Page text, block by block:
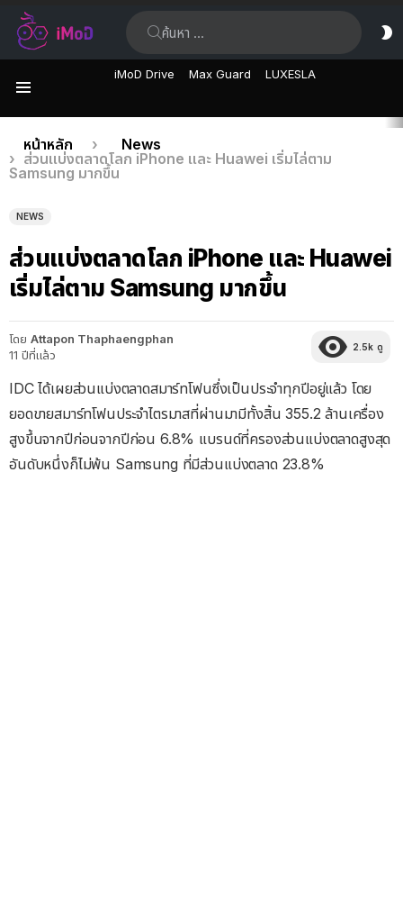
iMoD Drive Max Guard LUXESLA
เรื่อง
ล่าสุด
คุณอยู่ที่นี่:
หน้าหลัก
News
ส่วนแบ่งตลาดโลก iPhone และ Huawei เริ่มไล่ตาม
Samsung มากขึ้น
NEWS
ส่วนแบ่งตลาดโลก iPhone และ Huawei
เริ่มไล่ตาม Samsung มากขึ้น
โดย Attapon Thaphaengphan
11 ปีที่แล้ว
2.5k ดู
IDC ได้เผยส่วนแบ่งตลาดสมาร์ทโฟนซึ่งเป็นประจำทุกปีอยู่แล้ว โดย
ยอดขายสมาร์ทโฟนประจำไตรมาสที่ผ่านมามีทั้งสิ้น 355.2 ล้านเครื่อง
สูงขึ้นจากปีก่อนจากปีก่อน 6.8% แบรนด์ที่ครองส่วนแบ่งตลาดสูงสุด
อันดับหนึ่งก็ไม่พ้น Samsung ที่มีส่วนแบ่งตลาด 23.8%